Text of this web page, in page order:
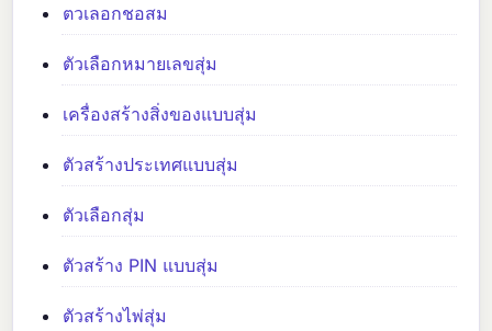
ตวเลอกชอสม
ตัวเลือกหมายเลขสุ่ม
เครื่องสร้างสิ่งของแบบสุ่ม
ตัวสร้างประเทศแบบสุ่ม
ตัวเลือกสุ่ม
ตัวสร้าง PIN แบบสุ่ม
ตัวสร้างไพ่สุ่ม